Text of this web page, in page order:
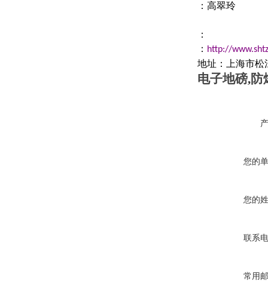
：高翠玲
：
： http://
地址：上海市松
电子地磅,防
您的
您的
联系
常用